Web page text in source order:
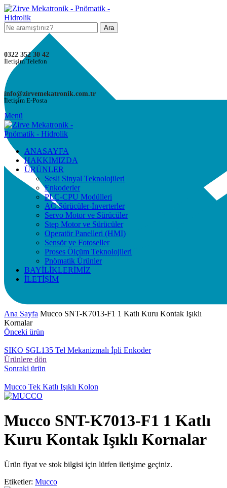
Ara
0322 352 30 42
İletişim Telefon
info@zirvemekatronik.com.tr
İletişim E-Posta
Menü
ANASAYFA
HAKKIMIZDA
ÜRÜNLER
Sesli Sinyal Teknolojileri
Enkoderler
PLC-CPU Modülleri
AC Sürücüler-İnverterler
Servo Motor ve Sürücüler
Step Motor ve Sürücüler
Operatör Panelleri (HMI)
Sensör ve Fotoseller
Proses Ölçüm Teknolojileri
Pnömatik Ürünler
BAYİLİKLERİMİZ
İLETİŞİM
Ana Sayfa Mucco SNT-K7013-F1 1 Katlı Kuru Kontak Işıklı
Kornalar
Önceki ürün
SIKO SGL135 Tel Mekanizmalı İpli Enkoder
Ürünlere dön
Sonraki ürün
Mucco Tek Katlı Işıklı Kolon
Mucco SNT-K7013-F1 1 Katlı
Kuru Kontak Işıklı Kornalar
Ürün fiyat ve stok bilgisi için lütfen iletişime geçiniz.
Etiketler: Mucco